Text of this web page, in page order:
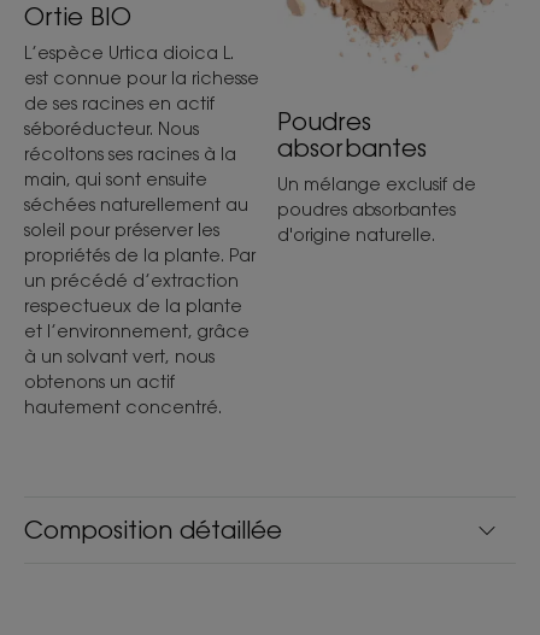
*hors gaz propulseurs
**Etude de Tolérance/Efficacité, effet perçu, 44 sujets, 3 applications
par semaine pendant 22 jours
***Test instrumental, 3 applications par semaine durant 22 jours, sur 44
sujets.
**** Analyse du cycle de vie, en substituant un shampoing rincé par
un shampoing sec par semaine et durant un an, réalisée par une
société indépendante Duraconsult.
Composition détaillée
Ortie BIO
L’espèce Urtica dioica L.
est connue pour la richesse
de ses racines en actif
séboréducteur. Nous
récoltons ses racines à la
main, qui sont ensuite
séchées naturellement au
soleil pour préserver les
propriétés de la plante. Par
un précédé d’extraction
respectueux de la plante
et l’environnement, grâce
à un solvant vert, nous
obtenons un actif
hautement concentré.
Poudres
absorbantes
Un mélange exclusif de
poudres absorbantes
d'origine naturelle.